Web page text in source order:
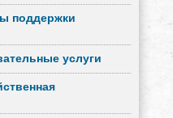
поддержки
услуги